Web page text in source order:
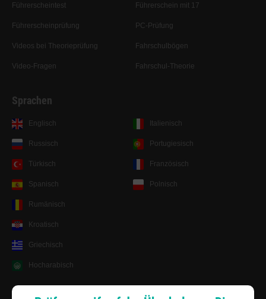
Führerscheintest
Führerscheinprüfung
Videos bei Theorieprüfung
Video-Fragen
Führerschein mit 17
PC-Prüfung
Fahrschulbögen
Fahrschul-Theorie
Sprachen
Englisch
Russisch
Türkisch
Spanisch
Italienisch
Portugiesisch
Französisch
Polnisch
Rumänisch
Kroatisch
Griechisch
Hocharabisch